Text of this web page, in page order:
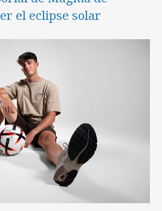
el eclipse solar